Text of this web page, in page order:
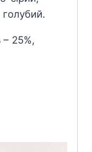
25%,